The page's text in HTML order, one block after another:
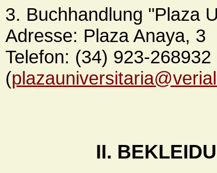
3. Buchhandlung "Plaza
Adresse: Plaza Anaya, 3
Telefon: (34) 923-268932
(
II.